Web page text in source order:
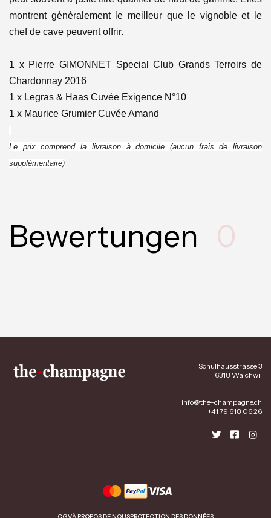
montrent généralement le meilleur que le vignoble et le
chef de cave peuvent offrir.
1 x Pierre GIMONNET Special Club Grands Terroirs de
Chardonnay 2016
1 x Legras & Haas Cuvée Exigence N°10
1 x Maurice Grumier Cuvée Amand
Le prix comprend la livraison à domicile (aucun frais de livraison
supplémentaire)
Bewertungen 0
Schulhausstrasse 3
6318 Walchwil
info@the-champagne.ch
+41 79 618 06 26
CGVÀ PROPOS DE NOUSPROTECTION DES DONNÉES